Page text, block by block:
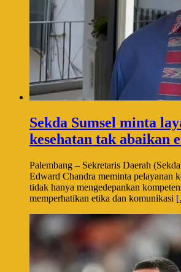
Sekda Sumsel minta
kesehatan tak abaikan
Palembang – Sekretaris Daerah
Edward Chandra meminta pelayanan
tidak hanya mengedepankan
memperhatikan etika dan komunikasi